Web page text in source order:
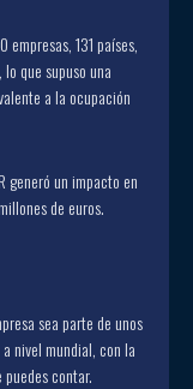
131 países,
que supuso una
a la ocupación
generó un impacto en
de euros.
sea parte de unos
nivel mundial, con la
contar.